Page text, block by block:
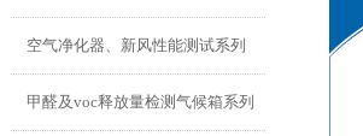
空气净化器、新风性能测试系列
甲醛及voc释放量检测气候箱系列